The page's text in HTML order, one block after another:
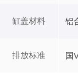
缸盖材料
排放标准
铝
国